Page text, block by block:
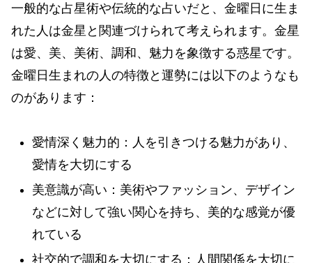
一般的な占星術や伝統的な占いだと、金曜日に生ま
れた人は金星と関連づけられて考えられます。金星
は愛、美、美術、調和、魅力を象徴する惑星です。
金曜日生まれの人の特徴と運勢には以下のようなも
のがあります：
愛情深く魅力的：人を引きつける魅力があり、
愛情を大切にする
美意識が高い：美術やファッション、デザイン
などに対して強い関心を持ち、美的な感覚が優
れている
社交的で調和を大切にする：人間関係を大切に